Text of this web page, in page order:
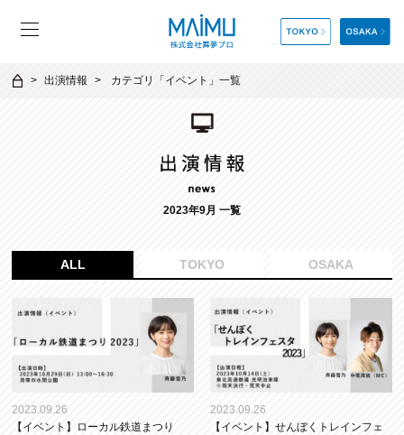
出演情報 カテゴリ「 イベント 」一覧
2023年9月 一覧
ALL TOKYO OSAKA
2023.09.26
【イベント】ローカル鉄道まつり
2023.09.26
【イベント】せんぼくトレインフェ